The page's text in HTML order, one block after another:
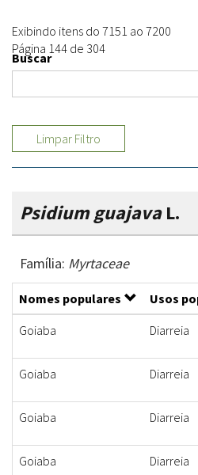
Exibindo itens do 7151 ao 7200
Página 144 de 304
Buscar
Limpar Filtro
Psidium guajavaL.
Família: Myrtaceae
Nomes populares
Usos
Goiaba
Diarreia
Goiaba Diarreia
Goiaba Diarreia
Goiaba Diarreia